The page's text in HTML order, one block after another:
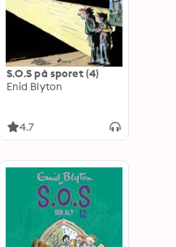
S.O.S på sporet (4)
Enid Blyton
4.7